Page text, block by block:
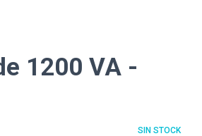
1200 VA -
SIN STOCK